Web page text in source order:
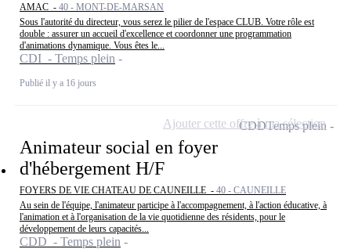
AMAC - 40 - MONT-DE-MARSAN
Sous l'autorité du directeur, vous serez le pilier de l'espace CLUB. Votre rôle est
double : assurer un accueil d'excellence et coordonner une programmation
d'animations dynamique. Vous êtes le...
CDI - Temps plein
Publié il y a 16 jours
Animateur social en foyer
d'hébergement H/F
FOYERS DE VIE CHATEAU DE CAUNEILLE - 40 - CAUNEILLE
Au sein de l'équipe, l'animateur participe à l'accompagnement, à l'action éducative, à
l'animation et à l'organisation de la vie quotidienne des résidents, pour le
développement de leurs capacités...
CDD - Temps plein
CDDTemps plein
Ajouter cette offre à ma sélection